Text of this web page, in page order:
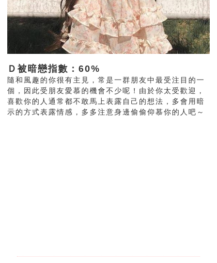
Ｄ被暗戀指數：60%
隨和風趣的你很有主見，常是一群朋友中最受注目的一
個，因此受朋友愛慕的機會不少呢！由於你太受歡迎，
喜歡你的人通常都不敢馬上表露自己的想法，多會用暗
示的方式表露情感，多多注意身邊偷偷仰慕你的人吧～